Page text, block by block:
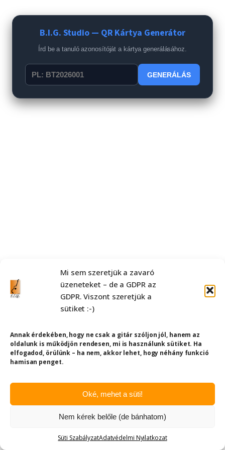
Mi sem szeretjük a zavaró
üzeneteket – de a GDPR az
GDPR. Viszont szeretjük a
sütiket :-)
Annak érdekében, hogy ne csak a gitár szóljon jól, hanem az
oldalunk is működjön rendesen, mi is használunk sütiket. Ha
elfogadod, örülünk – ha nem, akkor lehet, hogy néhány funkció
hamisan penget.
Oké, mehet a süti!
Nem kérek belőle (de bánhatom)
Süti SzabályzatAdatvédelmi Nyilatkozat
B.I.G. Studio — QR Kártya Generátor
Írd be a tanuló azonosítóját a kártya generálásához.
GENERÁLÁS